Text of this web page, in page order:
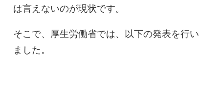
は言えないのが現状です。
そこで、厚生労働省では、以下の発表を行い
ました。